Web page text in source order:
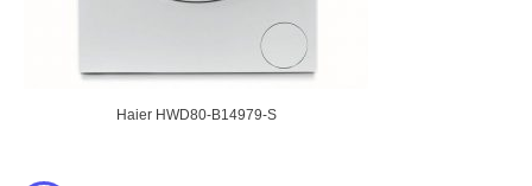
Haier HWD80-B14979-S